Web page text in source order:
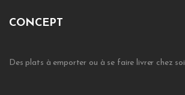
CONCEPT
Des plats à emporter ou à se faire livrer chez soi